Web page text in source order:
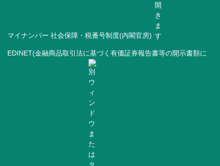
マイナンバー 社会保障・税番号制度(内閣官房)
EDINET(金融商品取引法に基づく有価証券報告書等の開示書類に